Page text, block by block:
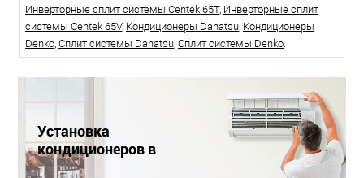
Инверторные сплит системы Centek 65T, Инверторные сплит
системы Centek 65V, Кондиционеры Dahatsu, Кондиционеры
Denko, Сплит системы Dahatsu, Сплит системы Denko.
Установка
кондиционеров в
Краснодаре